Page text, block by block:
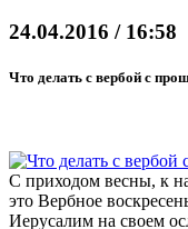
24.04.2016 / 16:58
Что делать с вербой с
С приходом весны, к
это Вербное
Иерусалим на своем